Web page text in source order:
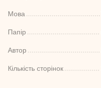
Мова
Папір
Автор
Кількість сторінок